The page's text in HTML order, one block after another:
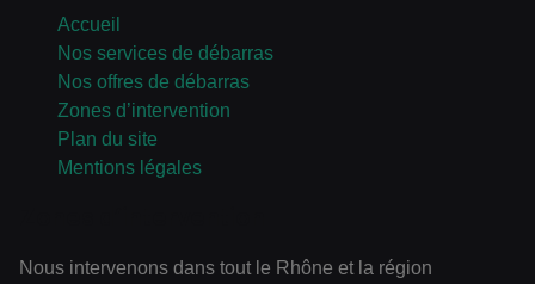
Accueil
Nos services de débarras
Nos offres de débarras
Zones d’intervention
Plan du site
Mentions légales
Nous intervenons dans tout le Rhône et la région